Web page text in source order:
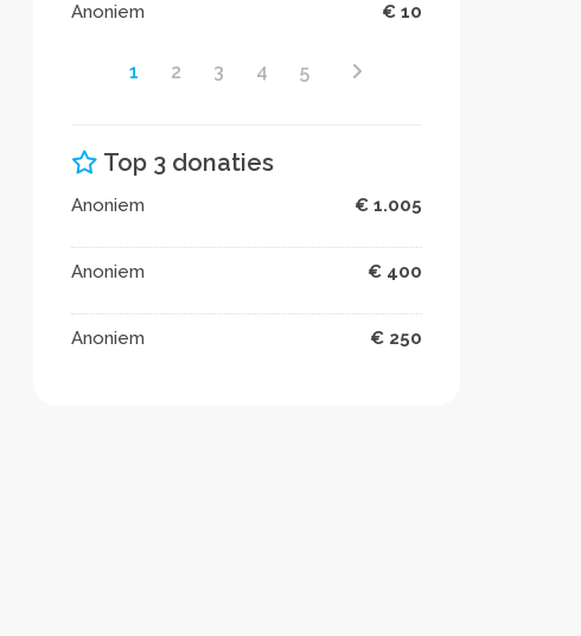
Anoniem € 10
1 2 3 4 5
Top 3 donaties
Anoniem € 1.005
Anoniem € 400
Anoniem € 250